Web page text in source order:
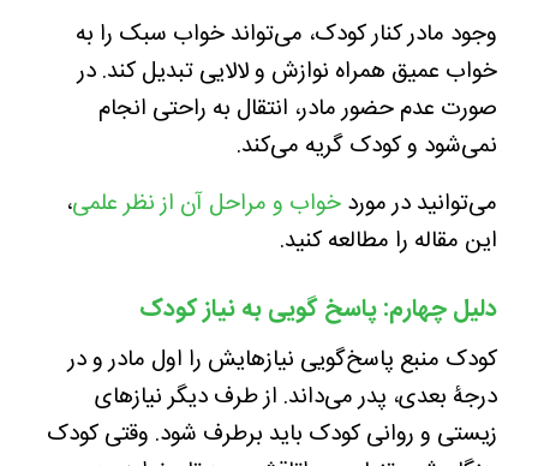
وجود مادر کنار کودک، می‌تواند خواب سبک را به
خواب عمیق همراه نوازش و لالایی تبدیل کند.در
صورت عدم حضور مادر، انتقال به راحتی انجام
نمی‌شود و كودک گریه می‌کند.
می‌توانید در موردخواب و مراحل آن از نظر علمی،
این مقاله را مطالعه کنید.
دلیل چهارم: پاسخ گویی به نیاز کودک
کودک منبع پاسخ‌گویی نیازهایش را اول مادر و در
درجۀ بعدی، پدر می‌داند. از طرف دیگر نیازهای
زیستی و روانی کودک باید برطرف شود. وقتی کودک